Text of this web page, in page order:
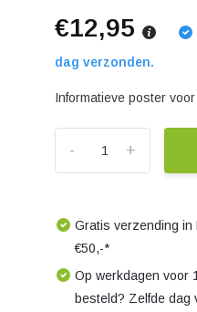
€12,95
dag verzonden.
Informatieve poster
+
-
Gratis verzending in
€50,-*
Op werkdagen voor
besteld? Zelfde dag